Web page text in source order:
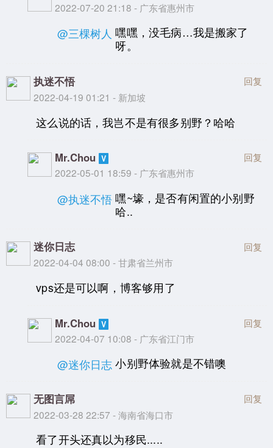
2022-07-20 21:18 - 广东省惠州市
@三棵树人 嘿嘿，没毛病…我是搬家了
呀。
执迷不悟
2022-04-19 01:21 - 新加坡
回复
这么说的话，我岂不是有很多别野？哈哈
Mr.Chou
2022-05-01 18:59 - 广东省惠州市
回复
@执迷不悟 嘿~壕，是否有闲置的小别野
哈..
迷你日志
2022-04-04 08:00 - 甘肃省兰州市
回复
vps还是可以啊，博客够用了
Mr.Chou
2022-04-07 10:08 - 广东省江门市
回复
@迷你日志 小别野体验就是不错噢
无图言屌
2022-03-28 22:57 - 海南省海口市
回复
看了开头还真以为移民.....